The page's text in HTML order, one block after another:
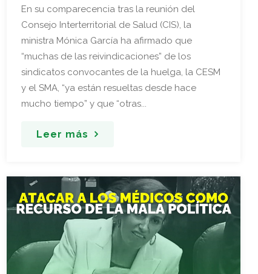
En su comparecencia tras la reunión del
Consejo Interterritorial de Salud (CIS), la
ministra Mónica García ha afirmado que
“muchas de las reivindicaciones” de los
sindicatos convocantes de la huelga, la CESM
y el SMA, “ya están resueltas desde hace
mucho tiempo” y que “otras...
Leer más